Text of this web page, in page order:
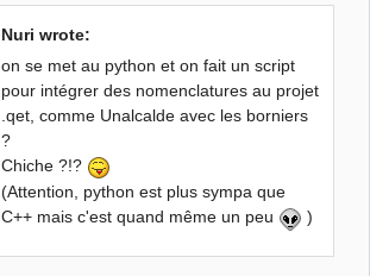
Nuri wrote:
on se met au python et on fait un script
pour intégrer des nomenclatures au projet
.qet, comme Unalcalde avec les borniers
?
Chiche ?!?
(Attention, python est plus sympa que
C++ mais c'est quand même un peu
)